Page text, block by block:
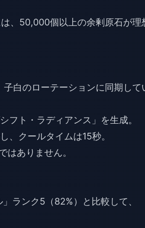
、50,000個以上の余剰原石が理
白のローテーションに同期して
フト・ラディアンス」を生成。
、クールタイムは15秒。
はありません。
ランク5（82%）と比較して、